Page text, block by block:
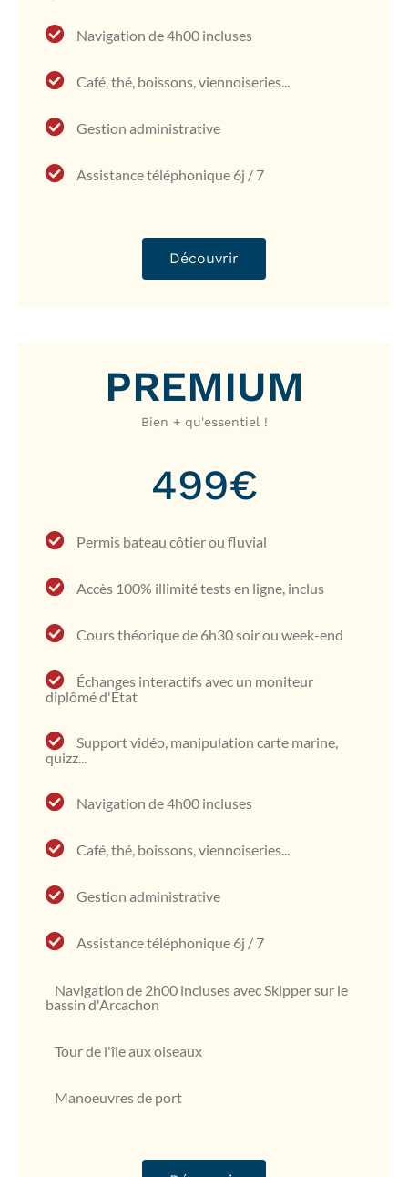
Navigation de 4h00 incluses
Café, thé, boissons, viennoiseries...
Gestion administrative
Assistance téléphonique 6j / 7
Découvrir
PREMIUM
Bien + qu'essentiel !
499€
Permis bateau côtier ou fluvial
Accès 100% illimité tests en ligne, inclus
Cours théorique de 6h30 soir ou week-end
Échanges interactifs avec un moniteur
diplômé d'État
Support vidéo, manipulation carte marine,
quizz...
Navigation de 4h00 incluses
Café, thé, boissons, viennoiseries...
Gestion administrative
Assistance téléphonique 6j / 7
Navigation de 2h00 incluses avec Skipper sur le
bassin d'Arcachon
Tour de l'île aux oiseaux
Manoeuvres de port